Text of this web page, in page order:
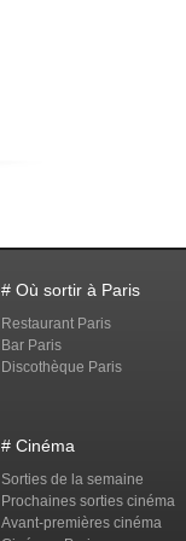
# Où sortir à Paris
Restaurant Paris
Bar Paris
Discothèque Paris
# Cinéma
Sorties de la semaine
Prochaines sorties cinéma
Avant-premières cinéma